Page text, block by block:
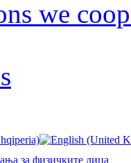
we
за физичките лица